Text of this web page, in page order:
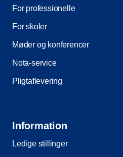
For professionelle
For skoler
Møder og konferencer
Nota-service
Pligtaflevering
Information
Ledige stillinger